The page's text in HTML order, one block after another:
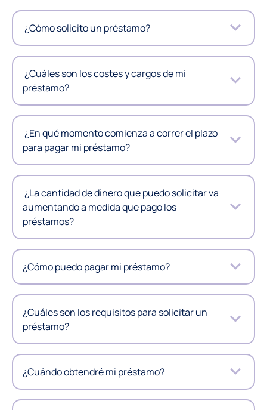
¿Cómo solicito un préstamo?
¿Cuáles son los costes y cargos de mi
préstamo?
¿En qué momento comienza a correr el plazo
para pagar mi préstamo?
¿La cantidad de dinero que puedo solicitar va
aumentando a medida que pago los
préstamos?
¿Cómo puedo pagar mi préstamo?
¿Cuáles son los requisitos para solicitar un
préstamo?
¿Cuándo obtendré mi préstamo?